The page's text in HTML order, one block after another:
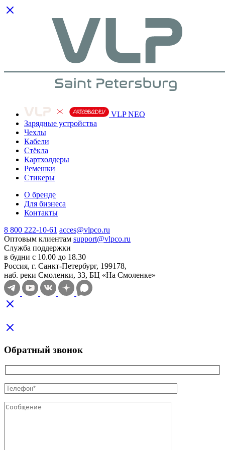
VLP NEO
Зарядные устройства
Чехлы
Кабели
Cтёкла
Картхолдеры
Ремешки
Стикеры
О бренде
Для бизнеса
Контакты
8 800 222-10-61 acces@vlpco.ru
Оптовым клиентам support@vlpco.ru
Служба поддержки
в будни с 10.00 до 18.30
Россия, г. Санкт-Петербург, 199178,
наб. реки Смоленки, 33, БЦ «На Смоленке»
Обратный звонок